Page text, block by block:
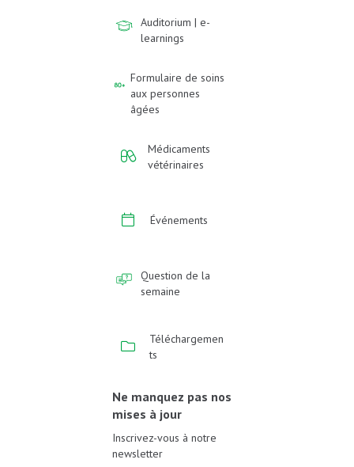
Auditorium | e-
learnings
Formulaire de soins
aux personnes
âgées
Médicaments
vétérinaires
Événements
Question de la
semaine
Téléchargemen
ts
Ne manquez pas nos
mises à jour
Inscrivez-vous à notre
newsletter